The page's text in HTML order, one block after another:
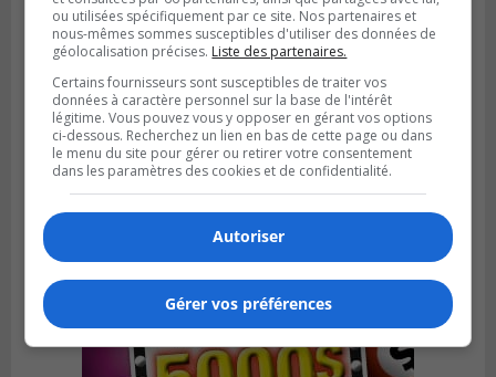
LONGUEUIL
Publié le 5 août 2026 à 08h38
Les Ducs s’inclinent 4‑3 face à ABC 16U
dans un match serré à Longueuil
ou utilisées spécifiquement par ce site. Nos partenaires et
nous-mêmes sommes susceptibles d'utiliser des données de
géolocalisation précises. Liste des partenaires.
Certains fournisseurs sont susceptibles de traiter vos
données à caractère personnel sur la base de l'intérêt
légitime. Vous pouvez vous y opposer en gérant vos options
ci-dessous. Recherchez un lien en bas de cette page ou dans
le menu du site pour gérer ou retirer votre consentement
dans les paramètres des cookies et de confidentialité.
Autoriser
Gérer vos préférences